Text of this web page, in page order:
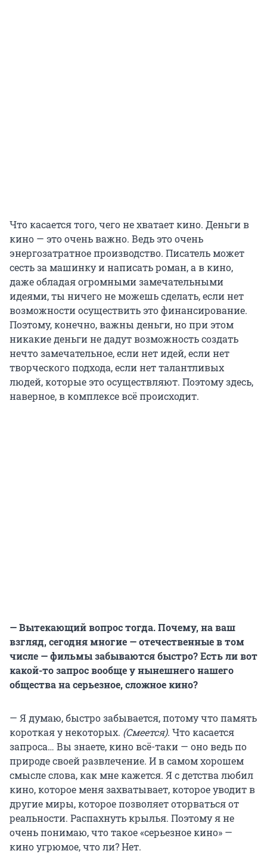
Что касается того, чего не хватает кино. Деньги в
кино — это очень важно. Ведь это очень
энергозатратное производство. Писатель может
сесть за машинку и написать роман, а в кино,
даже обладая огромными замечательными
идеями, ты ничего не можешь сделать, если нет
возможности осуществить это финансирование.
Поэтому, конечно, важны деньги, но при этом
никакие деньги не дадут возможность создать
нечто замечательное, если нет идей, если нет
творческого подхода, если нет талантливых
людей, которые это осуществляют. Поэтому здесь,
наверное, в комплексе всё происходит.
— Вытекающий вопрос тогда. Почему, на ваш
взгляд, сегодня многие — отечественные в том
числе — фильмы забываются быстро? Есть ли вот
какой-то запрос вообще у нынешнего нашего
общества на серьезное, сложное кино?
— Я думаю, быстро забывается, потому что память
короткая у некоторых. (Смеется). Что касается
запроса… Вы знаете, кино всё-таки — оно ведь по
природе своей развлечение. И в самом хорошем
смысле слова, как мне кажется. Я с детства любил
кино, которое меня захватывает, которое уводит в
другие миры, которое позволяет оторваться от
реальности. Распахнуть крылья. Поэтому я не
очень понимаю, что такое «серьезное кино» —
кино угрюмое, что ли? Нет.